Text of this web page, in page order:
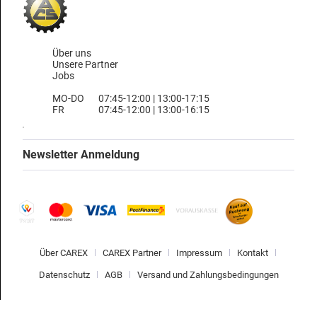
Über uns
Unsere Partner
Jobs
MO-DO
FR
07:45-12:00 | 13:00-17:15
07:45-12:00 | 13:00-16:15
Newsletter Anmeldung
Über CAREX CAREX Partner Impressum Kontakt
Datenschutz AGB Versand und Zahlungsbedingungen